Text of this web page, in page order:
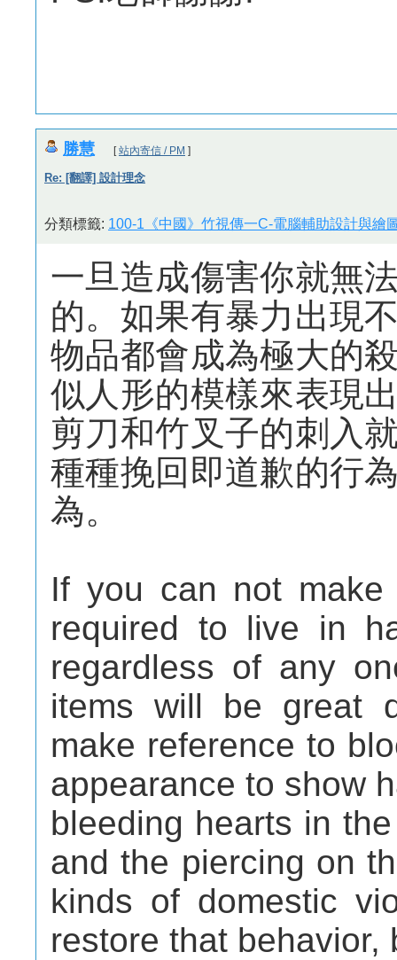
勝慧 [站內寄信 / PM ]
Re: [翻譯] 設計理念
分類標籤: 100-1《中國》竹視傳一C-電腦輔助設計與繪
一旦造成傷害你就無
的。如果有暴力出現
物品都會成為極大的
似人形的模樣來表現
剪刀和竹叉子的刺入
種種挽回即道歉的行
為。
If you can not
required to live in
regardless of any
items will be great
make reference to
appearance to show
bleeding hearts in
and the piercing on
kinds of domestic
restore that behavior,